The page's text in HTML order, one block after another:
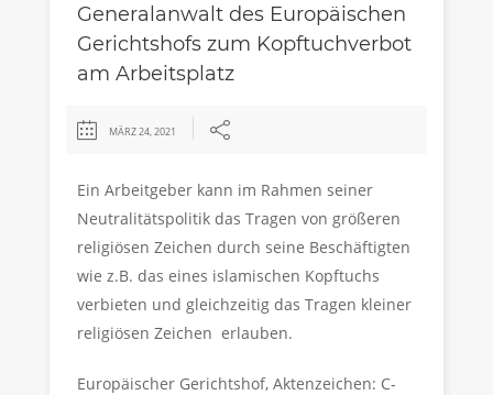
Generalanwalt des Europäischen
Gerichtshofs zum Kopftuchverbot
am Arbeitsplatz
MÄRZ 24, 2021
Ein Arbeitgeber kann im Rahmen seiner
Neutralitätspolitik das Tragen von größeren
religiösen Zeichen durch seine Beschäftigten
wie z.B. das eines islamischen Kopftuchs
verbieten und gleichzeitig das Tragen kleiner
religiösen Zeichen erlauben.
Europäischer Gerichtshof, Aktenzeichen: C-